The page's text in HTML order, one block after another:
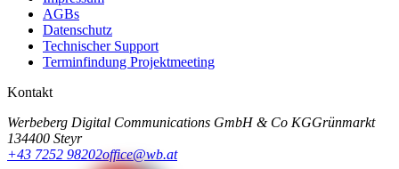
AGBs
Datenschutz
Technischer Support
Terminfindung Projektmeeting
Kontakt
Werbeberg Digital Communications GmbH & Co KGGrünmarkt
134400 Steyr
+43 7252 98202office@wb.at